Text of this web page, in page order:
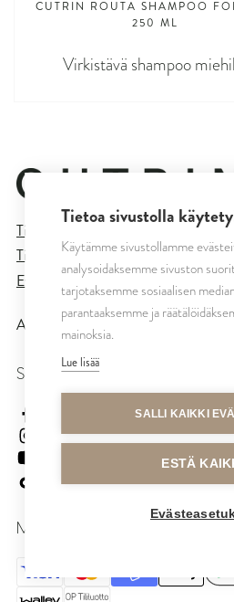
CUTRIN ROUTA SHAMPOO
250 ML
Virkistävä shampoo
Tietosuojaseloste
Tilaus- ja toimitusehdot
Evästeasetukset
All rights reserved © CUTRIN
SEURAA MEITÄ
cutrinfinland
cutrinfinland
MAKSUTAVAT
Tietoa sivustolla
Käytämme sivustollamme
analysoidaksemme sivuston
tarjotaksemme sosiaalisen
parantaaksemme ja
mainoksia.
Lue lisää
SALLI KAIKKI
ESTÄ